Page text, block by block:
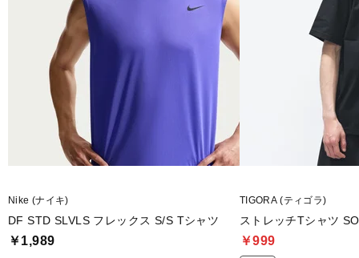
Nike (ナイキ)
DF STD SLVLS フレックス S/S Tシャツ
￥1,989
TIGORA (ティゴラ)
ストレッチTシャツ
￥999